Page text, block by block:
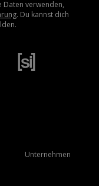
verwenden,
. Du kannst dich
Unternehmen